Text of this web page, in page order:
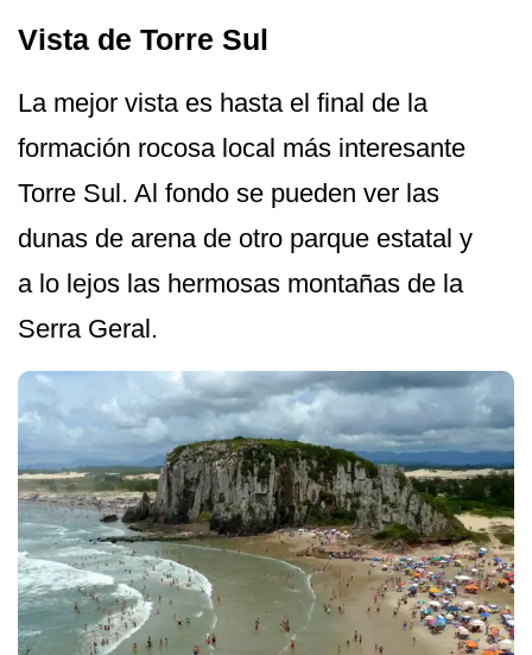
Vista de Torre Sul
La mejor vista es hasta el final de la
formación rocosa local más interesante
Torre Sul. Al fondo se pueden ver las
dunas de arena de otro parque estatal y
a lo lejos las hermosas montañas de la
Serra Geral.